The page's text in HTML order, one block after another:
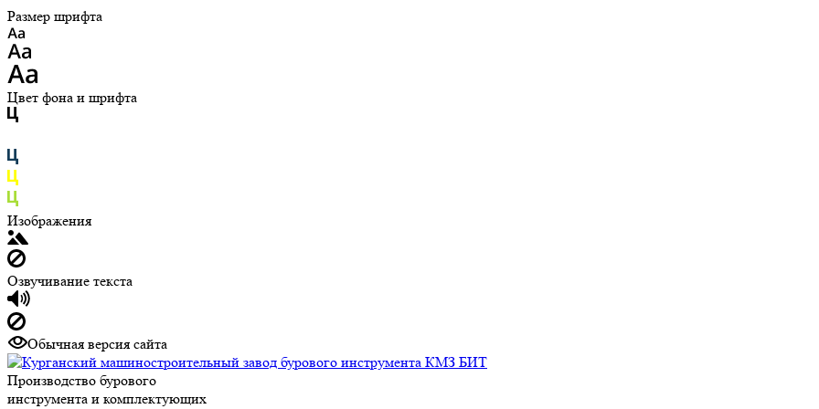
Размер шрифта
Цвет фона и шрифта
Изображения
Озвучивание текста
Обычная версия сайта
Производство бурового
инструмента и комплектующих